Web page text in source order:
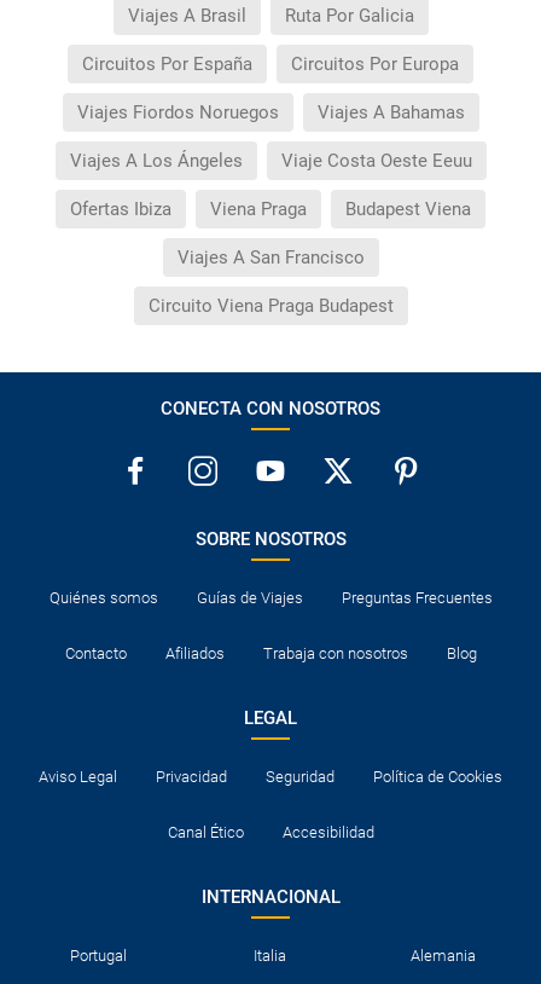
Viajes A Brasil Ruta Por Galicia
Circuitos Por España Circuitos Por Europa
Viajes Fiordos Noruegos Viajes A Bahamas
Viajes A Los Ángeles Viaje Costa Oeste Eeuu
Ofertas Ibiza Viena Praga Budapest Viena
Viajes A San Francisco
Circuito Viena Praga Budapest
CONECTA CON NOSOTROS
SOBRE NOSOTROS
Quiénes somos Guías de Viajes Preguntas Frecuentes
Contacto Afiliados Trabaja con nosotros Blog
LEGAL
Aviso Legal Privacidad Seguridad Política de Cookies
Canal Ético Accesibilidad
INTERNACIONAL
Portugal Italia Alemania